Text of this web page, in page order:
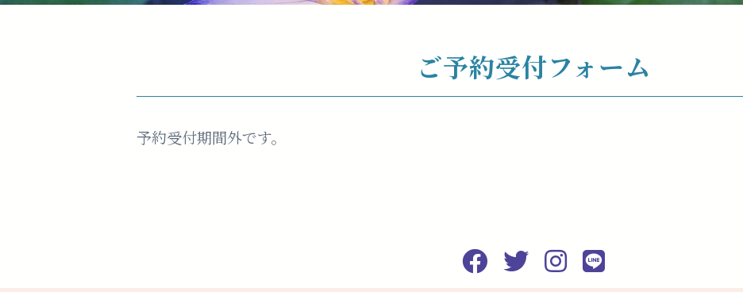
ご予約受付フォーム
予約受付期間外です。